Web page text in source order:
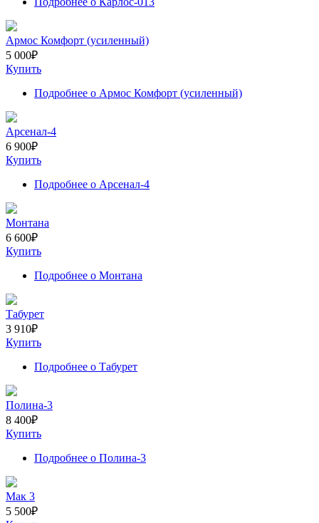
Армос Комфорт (усиленный)
5 000₽
Купить
Подробнее о Армос Комфорт (усиленный)
Арсенал-4
6 900₽
Купить
Подробнее о Арсенал-4
Монтана
6 600₽
Купить
Подробнее о Монтана
Табурет
3 910₽
Купить
Подробнее о Табурет
Полина-3
8 400₽
Купить
Подробнее о Полина-3
Мак 3
5 500₽